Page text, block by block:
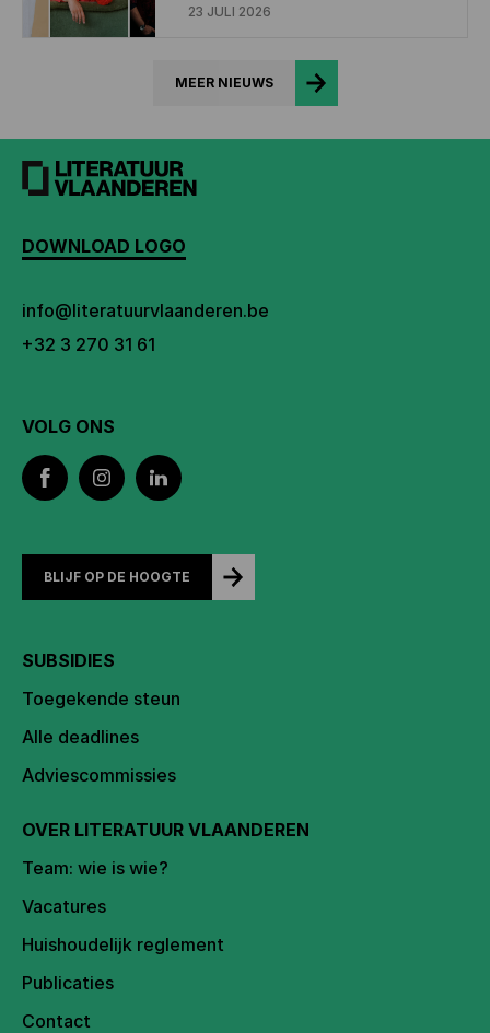
23 JULI 2026
MEER NIEUWS
DOWNLOAD LOGO
info@literatuurvlaanderen.be
+32 3 270 31 61
VOLG ONS
BLIJF OP DE HOOGTE
SUBSIDIES
Toegekende steun
Alle deadlines
Adviescommissies
OVER LITERATUUR VLAANDEREN
Team: wie is wie?
Vacatures
Huishoudelijk reglement
Publicaties
Contact